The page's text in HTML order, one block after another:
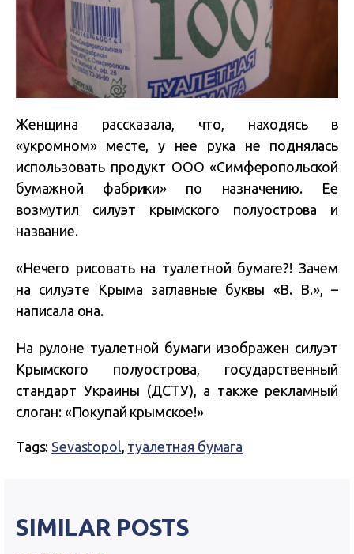
Женщина рассказала, что, находясь в
«укромном» месте, у нее рука не поднялась
использовать продукт ООО «Симферопольской
бумажной фабрики» по назначению. Ее
возмутил силуэт крымского полуострова и
название.
«Нечего рисовать на туалетной бумаге?! Зачем
на силуэте Крыма заглавные буквы «В. В.», –
написала она.
На рулоне туалетной бумаги изображен силуэт
Крымского полуострова, государственный
стандарт Украины (ДСТУ), а также рекламный
слоган: «Покупай крымское!»
Tags: Sevastopol туалетная бумага
SIMILAR POSTS